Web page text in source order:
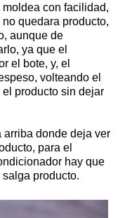
con facilidad,
quedara producto,
aunque de
ya que el
el bote, y, el
volteando el
producto sin dejar
arriba donde deja ver
para el
hay que
producto.